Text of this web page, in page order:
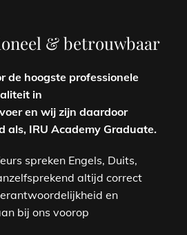
& betrouwbaar
de hoogste professionele
in
en wij zijn daardoor
als, IRU Academy Graduate.
spreken Engels, Duits,
altijd correct
en
bij ons voorop